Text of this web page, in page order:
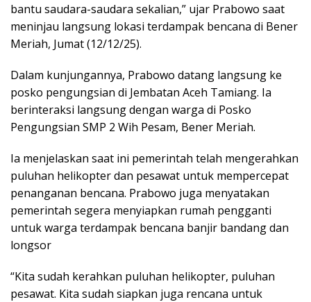
bantu saudara-saudara sekalian,” ujar Prabowo saat
meninjau langsung lokasi terdampak bencana di Bener
Meriah, Jumat (12/12/25).
Dalam kunjungannya, Prabowo datang langsung ke
posko pengungsian di Jembatan Aceh Tamiang. Ia
berinteraksi langsung dengan warga di Posko
Pengungsian SMP 2 Wih Pesam, Bener Meriah.
Ia menjelaskan saat ini pemerintah telah mengerahkan
puluhan helikopter dan pesawat untuk mempercepat
penanganan bencana. Prabowo juga menyatakan
pemerintah segera menyiapkan rumah pengganti
untuk warga terdampak bencana banjir bandang dan
longsor
“Kita sudah kerahkan puluhan helikopter, puluhan
pesawat. Kita sudah siapkan juga rencana untuk